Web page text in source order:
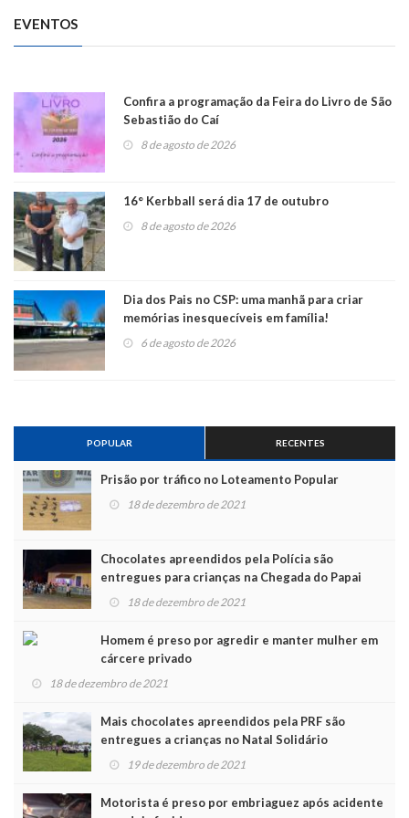
EVENTOS
Confira a programação da Feira do Livro de São
Sebastião do Caí
8 de agosto de 2026
16° Kerbball será dia 17 de outubro
8 de agosto de 2026
Dia dos Pais no CSP: uma manhã para criar
memórias inesquecíveis em família!
6 de agosto de 2026
POPULAR RECENTES
Prisão por tráfico no Loteamento Popular
18 de dezembro de 2021
Chocolates apreendidos pela Polícia são
entregues para crianças na Chegada do Papai
Noel
18 de dezembro de 2021
Homem é preso por agredir e manter mulher em
cárcere privado
18 de dezembro de 2021
Mais chocolates apreendidos pela PRF são
entregues a crianças no Natal Solidário
19 de dezembro de 2021
Motorista é preso por embriaguez após acidente